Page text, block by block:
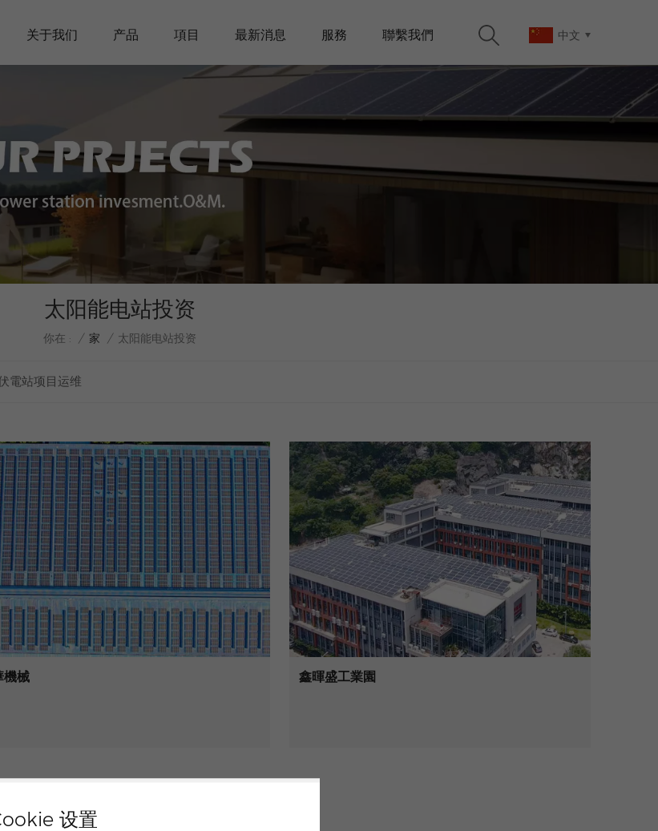
设置
中文
关于我们 产品 項目 最新消息 服務 聯繫我們
太阳能电站投资
你在 : / 家 / 太阳能电站投资
電站项目运维
機械 鑫暉盛工業園